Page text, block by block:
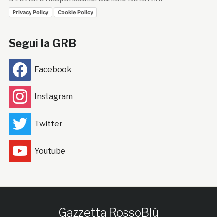
Privacy Policy Cookie Policy
Segui la GRB
Facebook
Instagram
Twitter
Youtube
Gazzetta RossoBlù